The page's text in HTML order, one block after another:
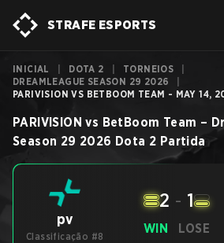
STRAFE ESPORTS
INICIAL DOTA 2 TORNEIOS
DREAMLEAGUE SEASON 29 2026
PARIVISION VS BETBOOM TEAM - MAY 14,
PARIVISION vs BetBoom Team –
Season 29 2026 Dota 2 Partida
pv
Classificação #8
WIN
2 - 1
LOSE